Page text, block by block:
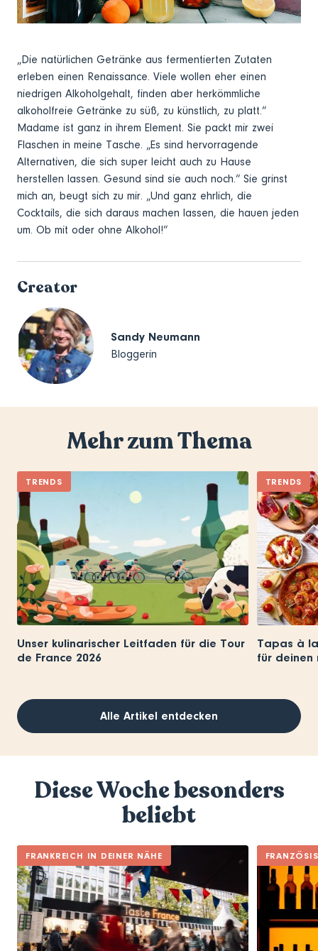
„Die natürlichen Getränke aus fermentierten Zutaten
erleben einen Renaissance. Viele wollen eher einen
niedrigen Alkoholgehalt, finden aber herkömmliche
alkoholfreie Getränke zu süß, zu künstlich, zu platt.“
Madame ist ganz in ihrem Element. Sie packt mir zwei
Flaschen in meine Tasche. „Es sind hervorragende
Alternativen, die sich super leicht auch zu Hause
herstellen lassen. Gesund sind sie auch noch.“ Sie grinst
mich an, beugt sich zu mir. „Und ganz ehrlich, die
Cocktails, die sich daraus machen lassen, die hauen jeden
um. Ob mit oder ohne Alkohol!“
Creator
Sandy Neumann
Bloggerin
Mehr zum Thema
TRENDS
Unser kulinarischer Leitfaden für die Tour
de France 2026
TRENDS
Tapas à
für deinen
Alle Artikel entdecken
Diese Woche besonders
beliebt
FRANKREICH IN DEINER NÄHE